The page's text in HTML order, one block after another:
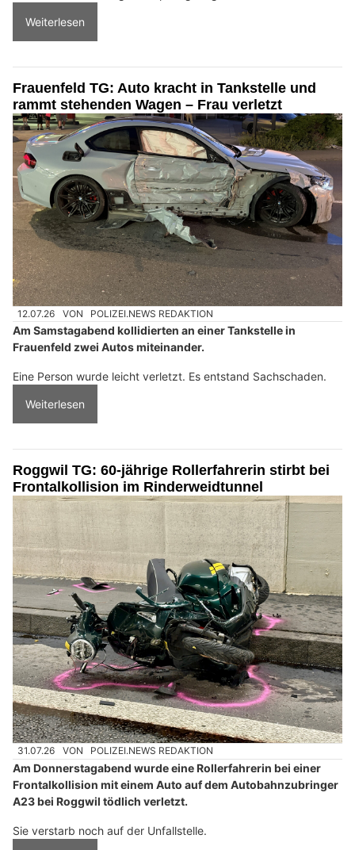
Weiterlesen
Frauenfeld TG: Auto kracht in Tankstelle und
rammt stehenden Wagen – Frau verletzt
12.07.26 VON POLIZEI.NEWS REDAKTION
Am Samstagabend kollidierten an einer Tankstelle in
Frauenfeld zwei Autos miteinander.
Eine Person wurde leicht verletzt. Es entstand Sachschaden.
Weiterlesen
Roggwil TG: 60-jährige Rollerfahrerin stirbt bei
Frontalkollision im Rinderweidtunnel
31.07.26 VON POLIZEI.NEWS REDAKTION
Am Donnerstagabend wurde eine Rollerfahrerin bei einer
Frontalkollision mit einem Auto auf dem Autobahnzubringer
A23 bei Roggwil tödlich verletzt.
Sie verstarb noch auf der Unfallstelle.